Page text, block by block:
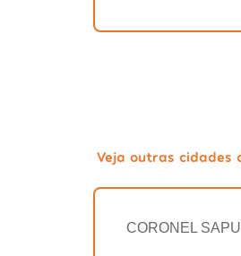
Veja outras cidades
CORONEL